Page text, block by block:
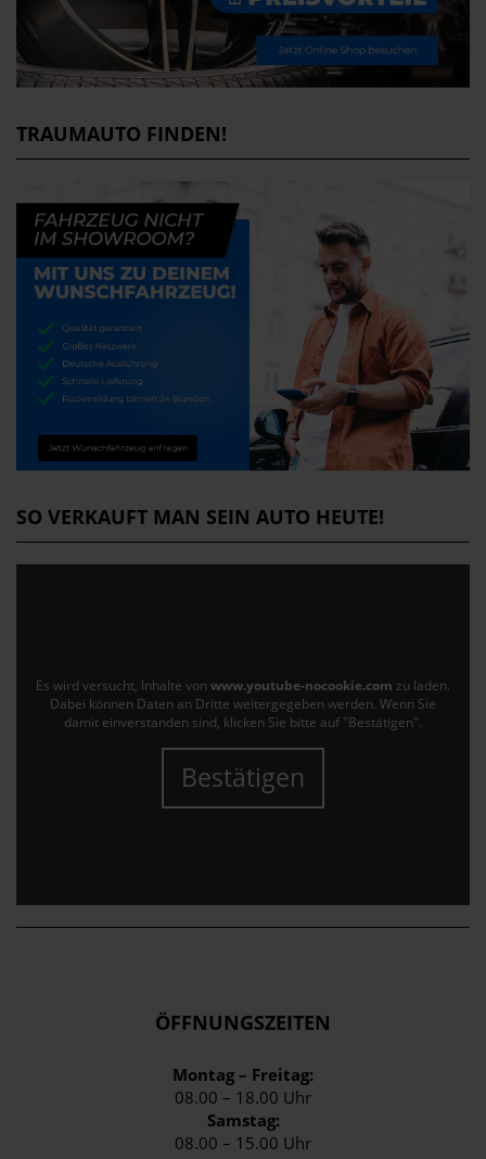
TRAUMAUTO FINDEN!
SO VERKAUFT MAN SEIN AUTO HEUTE!
Es wird versucht, Inhalte von www.youtube-nocookie.com zu laden.
Dabei können Daten an Dritte weitergegeben werden. Wenn Sie
damit einverstanden sind, klicken Sie bitte auf "Bestätigen".
Bestätigen
ÖFFNUNGSZEITEN
Montag – Freitag:
08.00 – 18.00 Uhr
Samstag:
08.00 – 15.00 Uhr